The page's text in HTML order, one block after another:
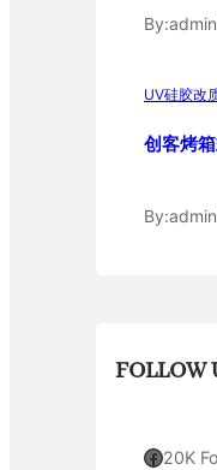
By:
UV硅胶改
创客烤
By:
FOLLOW
Facebook 20K